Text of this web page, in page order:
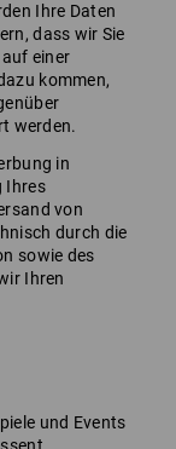
Ihre Daten
dass wir Sie
einer
kommen,
werden.
in
Ihres
von
durch die
sowie des
Ihren
und Events